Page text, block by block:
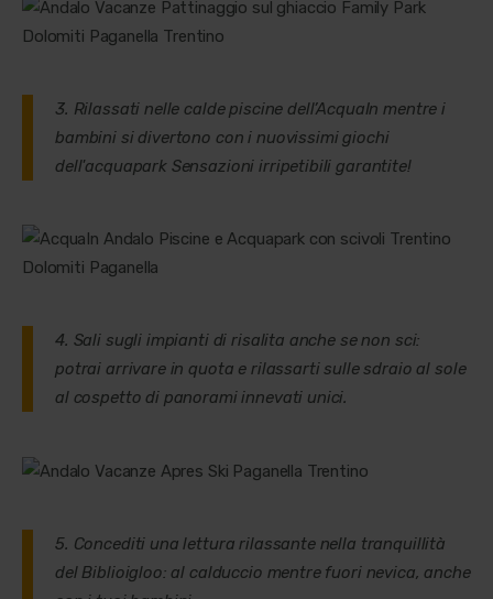
3. Rilassati nelle calde piscine dell’AcquaIn mentre i
bambini si divertono con i nuovissimi giochi
dell'acquapark Sensazioni irripetibili garantite!
4. Sali sugli impianti di risalita anche se non sci:
potrai arrivare in quota e rilassarti sulle sdraio al sole
al cospetto di panorami innevati unici.
5. Concediti una lettura rilassante nella tranquillità
del Biblioigloo: al calduccio mentre fuori nevica, anche